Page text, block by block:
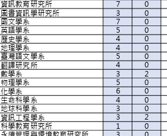
資訊教育研究所 7 0
圖書資訊學研究所 3 0
國文學系 7 0
英語學系 5 0
歷史學系 4 0
地理學系 4 0
臺灣語文學系 5 0
翻譯研究所 4 0
數學系 3 2
物理學系 5 0
化學系 6 0
生命科學系 4 0
地球科學系 3 0
資訊工程學系 3 2
科學教育研究所 1 0